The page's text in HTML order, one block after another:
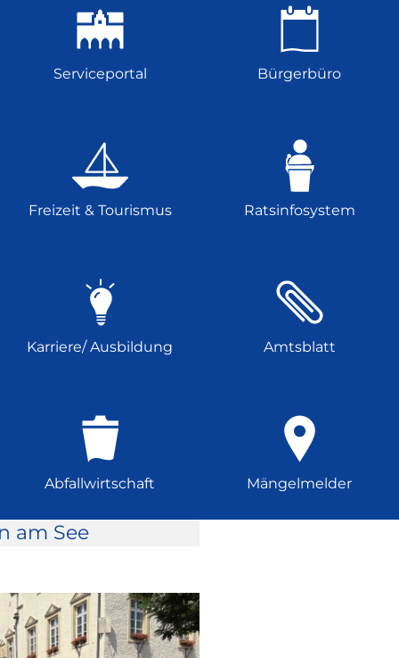
Serviceportal Bürgerbüro
Freizeit & Tourismus Ratsinfosystem
Karriere/ Ausbildung Amtsblatt
Abfallwirtschaft Mängelmelder
am See